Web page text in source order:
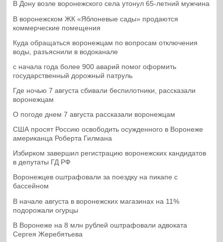
В Дону возле воронежского села утонул 65-летний мужчина
В воронежском ЖК «Яблоневые сады» продаются
коммерческие помещения
Куда обращаться воронежцам по вопросам отключения
воды, разъяснили в водоканале
с начала года более 900 аварий помог оформить
государственный дорожный патруль
Где ночью 7 августа сбивали беспилотники, рассказали
воронежцам
О погоде днем 7 августа рассказали воронежцам
США просят Россию освободить осужденного в Воронеже
американца Роберта Гилмана
Избирком завершил регистрацию воронежских кандидатов
в депутаты ГД РФ
Воронежцев оштрафовали за поездку на пикапе с
бассейном
В начале августа в воронежских магазинах на 11%
подорожали огурцы
В Воронеже на 8 млн рублей оштрафовали адвоката
Сергея Жеребятьева